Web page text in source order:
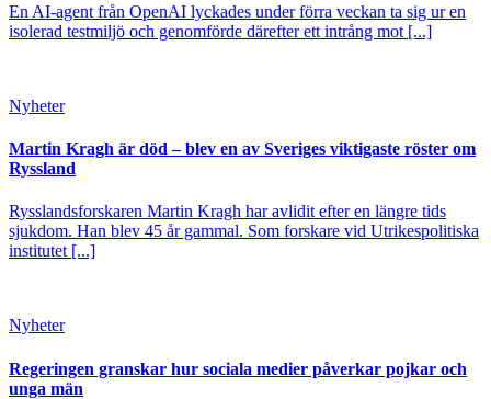
En AI-agent från OpenAI lyckades under förra veckan ta sig ur en
isolerad testmiljö och genomförde därefter ett intrång mot [...]
Nyheter
Martin Kragh är död – blev en av Sveriges viktigaste röster om
Ryssland
Rysslandsforskaren Martin Kragh har avlidit efter en längre tids
sjukdom. Han blev 45 år gammal. Som forskare vid Utrikespolitiska
institutet [...]
Nyheter
Regeringen granskar hur sociala medier påverkar pojkar och
unga män